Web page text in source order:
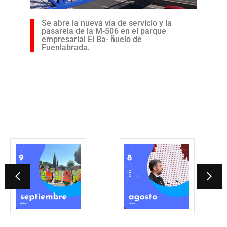
Se abre la nueva vía de servicio y la
pasarela de la M-506 en el parque
empresarial El Ba- ñuelo de
Fuenlabrada.